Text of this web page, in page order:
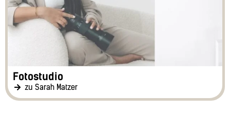
Fotostudio
zu Sarah Matzer